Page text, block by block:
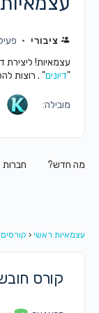
ציבורי
עצמאיות! ליצירת
"דיונים" . רוצות
מובילה:
מה חדש? חברות
עצמאיות ראשי ‹
קורס